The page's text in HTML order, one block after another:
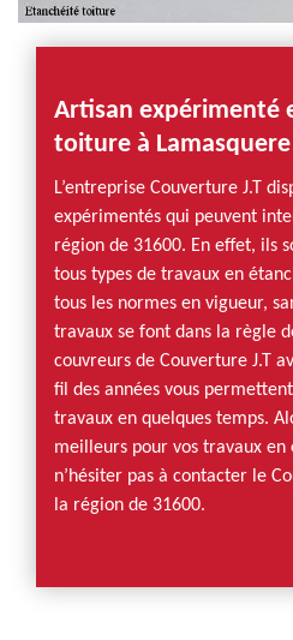
Artisan expérimenté
toiture à Lamasquere
L’entreprise Couverture J.T
expérimentés qui peuvent
région de 31600. En effet, ils
tous types de travaux en
tous les normes en vigueur,
travaux se font dans la règle
couvreurs de Couverture J.T
fil des années vous
travaux en quelques temps.
meilleurs pour vos travaux
n’hésiter pas à contacter le
la région de 31600.